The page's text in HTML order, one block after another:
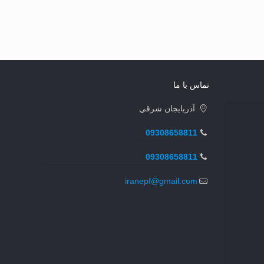
تماس با ما
آذربايجان شرقي
09308658811
09308658811
iranepf@gmail.com